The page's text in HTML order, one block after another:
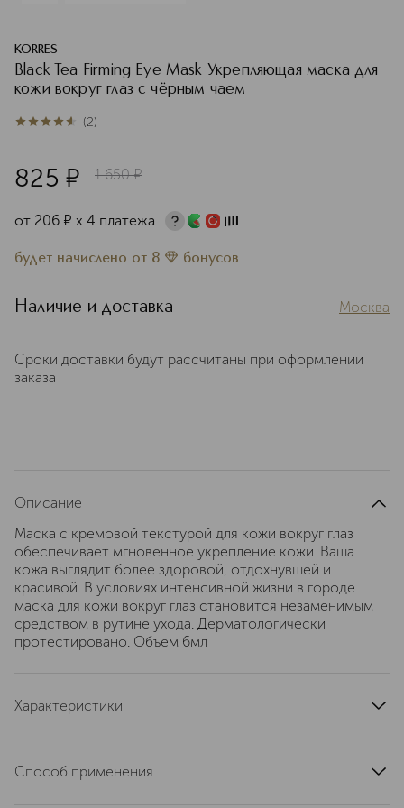
KORRES
Black Tea Firming Eye Mask Укрепляющая маска для
кожи вокруг глаз с чёрным чаем
4.5из 52 (2)
825 ¤ 1 650 ¤
от 206 ¤ х 4 платежа
будет начислено от 8 бонусов
Наличие и доставка Москва
Сроки доставки будут рассчитаны при оформлении
заказа
Описание
Маска с кремовой текстурой для кожи вокруг глаз
обеспечивает мгновенное укрепление кожи. Ваша
кожа выглядит более здоровой, отдохнувшей и
красивой. В условиях интенсивной жизни в городе
маска для кожи вокруг глаз становится незаменимым
средством в рутине ухода. Дерматологически
протестировано. Объем 6мл
Характеристики
Способ применения